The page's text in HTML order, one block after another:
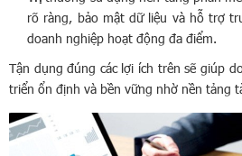
rõ ràng, bảo mật dữ liệu và hỗ trợ
doanh nghiệp hoạt động đa điểm.
Tận dụng đúng các lợi ích trên sẽ giúp
triển ổn định và bền vững nhờ nền tảng